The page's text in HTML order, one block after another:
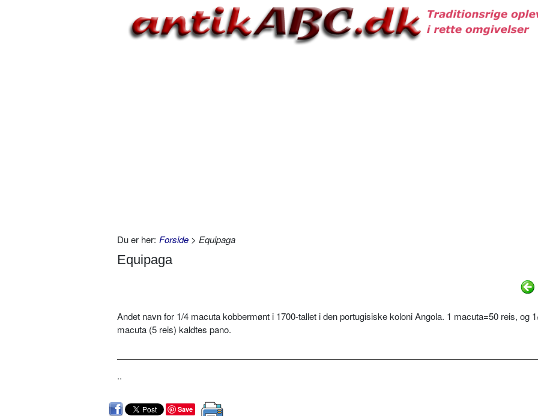
Du er her: Forside > Equipaga
Equipaga
Andet navn for 1/4 macuta kobbermønt i 1700-tallet i den portugisiske koloni Angola. 1 macuta=50 reis, og
macuta (5 reis) kaldtes pano.
..
Save